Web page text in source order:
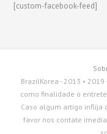
[custom-facebook-feed]
BrazilKorea - 2013 •
como finalidade o
Caso algum artigo inflija
favor nos contate